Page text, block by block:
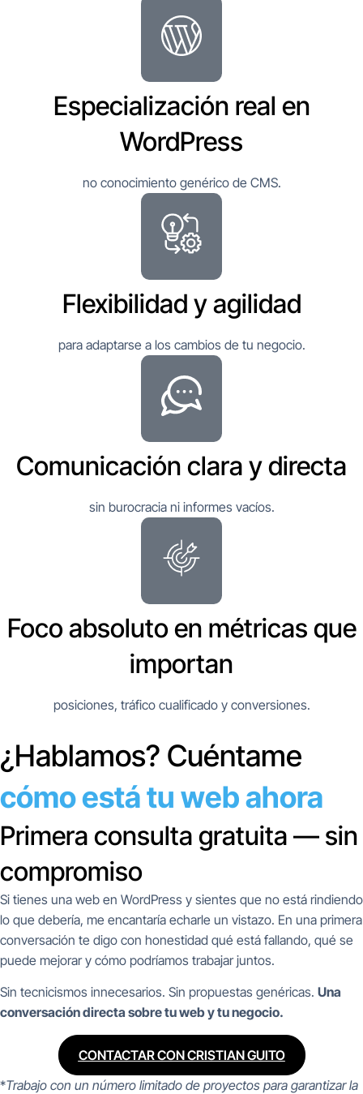
Especialización real en
WordPress
no conocimiento genérico de CMS.
Flexibilidad y agilidad
para adaptarse a los cambios de tu negocio.
Comunicación clara y directa
sin burocracia ni informes vacíos.
Foco absoluto en métricas que
importan
posiciones, tráfico cualificado y conversiones.
¿Hablamos? Cuéntame
cómo está tu web ahora
Primera consulta gratuita — sin
compromiso
Si tienes una web en WordPress y sientes que no está rindiendo
lo que debería, me encantaría echarle un vistazo. En una primera
conversación te digo con honestidad qué está fallando, qué se
puede mejorar y cómo podríamos trabajar juntos.
Sin tecnicismos innecesarios. Sin propuestas genéricas. Una
conversación directa sobre tu web y tu negocio.
CONTACTAR CON CRISTIAN GUITO
*Trabajo con un número limitado de proyectos para garantizar la